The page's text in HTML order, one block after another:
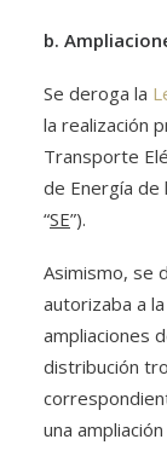
b.
Se deroga la
la realización
Transporte
de Energía de
“SE”).
Asimismo, se
autorizaba a
ampliaciones
distribución
una